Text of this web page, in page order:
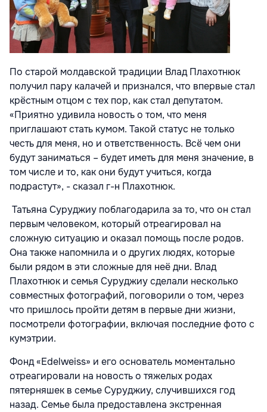
По старой молдавской традиции Влад Плахотнюк
получил пару калачей и признался, что впервые стал
крёстным отцом с тех пор, как стал депутатом.
«Приятно удивила новость о том, что меня
приглашают стать кумом. Такой статус не только
честь для меня, но и ответственность. Всё чем они
будут заниматься – будет иметь для меня значение, в
том числе и то, как они будут учиться, когда
подрастут», - сказал г-н Плахотнюк.
Татьяна Суруджиу поблагодарила за то, что он стал
первым человеком, который отреагировал на
сложную ситуацию и оказал помощь после родов.
Она также напомнила и о других людях, которые
были рядом в эти сложные для неё дни. Влад
Плахотнюк и семья Суруджиу сделали несколько
совместных фотографий, поговорили о том, через
что пришлось пройти детям в первые дни жизни,
посмотрели фотографии, включая последние фото с
кумэтрии.
Фонд «Edelweiss» и его основатель моментально
отреагировали на новость о тяжелых родах
пятерняшек в семье Суруджиу, случившихся год
назад. Семье была предоставлена экстренная